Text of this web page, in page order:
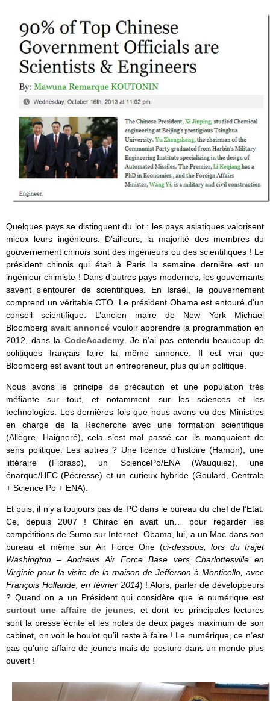
Quelques pays se distinguent du lot : les pays asiatiques valorisent
mieux leurs ingénieurs. D’ailleurs, la majorité des membres du
gouvernement chinois sont des ingénieurs ou des scientifiques ! Le
président chinois qui était à Paris la semaine dernière est un
ingénieur chimiste ! Dans d’autres pays modernes, les gouvernants
savent s’entourer de scientifiques. En Israël, le gouvernement
comprend un véritable CTO. Le président Obama est entouré d’un
conseil scientifique. L’ancien maire de New York Michael
Bloomberg avait annoncévouloir apprendre la programmation en
2012, dans la CodeAcademy. Je n’ai pas entendu beaucoup de
politiques français faire la même annonce. Il est vrai que
Bloomberg est avant tout un entrepreneur, plus qu’un politique.
Nous avons le principe de précaution et une population très
méfiante sur tout, et notamment sur les sciences et les
technologies. Les dernières fois que nous avons eu des Ministres
en charge de la Recherche avec une formation scientifique
(Allègre, Haigneré), cela s’est mal passé car ils manquaient de
sens politique. Les autres ? Une licence d’histoire (Hamon), une
littéraire (Fioraso), un SciencePo/ENA (Wauquiez), une
énarque/HEC (Pécresse) et un curieux hybride (Goulard, Centrale
+ Science Po + ENA).
Et puis, il n’y a toujours pas de PC dans le bureau du chef de l’Etat.
Ce, depuis 2007 ! Chirac en avait un… pour regarder les
compétitions de Sumo sur Internet. Obama, lui, a un Mac dans son
bureau et même sur Air Force One (ci-dessous, lors du trajet
Washington – Andrews Air Force Base vers Charlottesville en
Virginie pour la visite de la maison de Jefferson à Monticello, avec
François Hollande, en février 2014) ! Alors, parler de développeurs
? Quand on a un Président qui considère que le numérique est
surtout une affaire de jeunes , et dont les principales lectures
sont la presse écrite et les notes de deux pages maximum de son
cabinet, on voit le boulot qu’il reste à faire ! Le numérique, ce n’est
pas qu’une affaire de jeunes mais de posture dans un monde plus
ouvert !